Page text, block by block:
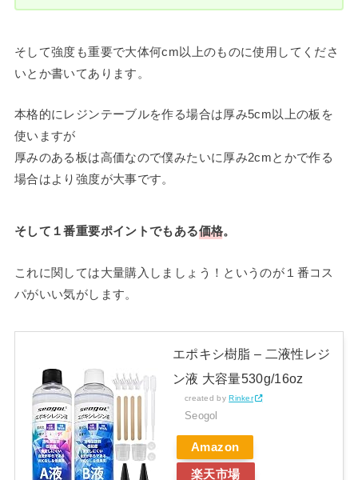
そして強度も重要で大体何cm以上のものに使用してくださ
いとか書いてあります。
本格的にレジンテーブルを作る場合は厚み5cm以上の板を
使いますが
厚みのある板は高価なので僕みたいに厚み2cmとかで作る
場合はより強度が大事です。
そして１番重要ポイントでもある価格。
これに関しては大量購入しましょう！というのが１番コス
パがいい気がします。
エポキシ樹脂 – 二液性レジ
ン液 大容量530g/16oz
created byRinker
Seogol
Amazon
楽天市場